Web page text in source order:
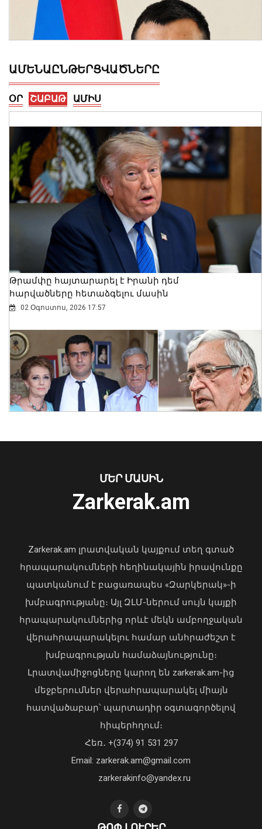
Արմեն Մամաջանյանը նշանակվել է ԱԺ
նախագահի տեղակալի խորհրդական
05 Օգոստոս, 2026 23:31
Ինչպե՞ս է շոգն ազդում սրտի վրա և
ինչպես պաշտպանվել. ԱՆ-ի
խորհուրդները
05 Օգոստոս, 2026 23:17
Ռաիսա Մկրտչյանի
ծախսերը փոխհատուցելու
նպատակով ԿԳՄՍՆ-ին կհատկացվի
1,697.0 հազար դրամ
ԱՄԵՆԱԸՆԹԵՐՑՎԱԾՆԵՐԸ
ՕՐ ՇԱԲԱԹ ԱՄԻՍ
Թրամփը հայտարարել է Իրանի դեմ
հարվածները հետաձգելու մասին
02 Օգոստոս, 2026 17:57
«Պարտվեցինք դաժան հիվանդության
04 Օգոստոս, 2026 19:12
Վարչապետ Փաշինյանն այցելել է
«ԷԼԵՎԵՅԹ ԷՅԱՅ» արհեստական
բանականության գործարան
ՄԵՐ ՄԱՍԻՆ
Zarkerak.am
Zarkerak.am լրատվական կայքում տեղ գտած
հրապարակումների հեղինակային իրավունքը
պատկանում է բացառապես «Զարկերակ»-ի
խմբագրությանը։ Այլ ԶԼՄ-ներում սույն կայքի
հրապարակումներից որևէ մեկն ամբողջական
վերահրապարակելու համար անհրաժեշտ է
խմբագրության համաձայնությունը։
Լրատվամիջոցները կարող են zarkerak.am-ից
մեջբերումներ վերահրապարակել միայն
հատվածաբար՝ պարտադիր օգտագործելով
հիպերհղում։
Հեռ․ +(374) 91 531 297
Email: zarkerak.am@gmail.com
zarkerakinfo@yandex.ru